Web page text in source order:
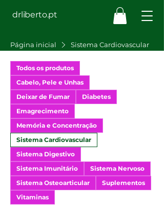
drliberto.pt
Página inicial Sistema Cardiovascular
Todos os produtos
Cabelo, Pele e Unhas
Deixar de Fumar
Diabetes
Emagrecimento
Memória e Concentração
Sistema Cardiovascular
Sistema Digestivo
Sistema Imunitário
Sistema Nervoso
Sistema Osteoarticular
Suplementos
Vitaminas